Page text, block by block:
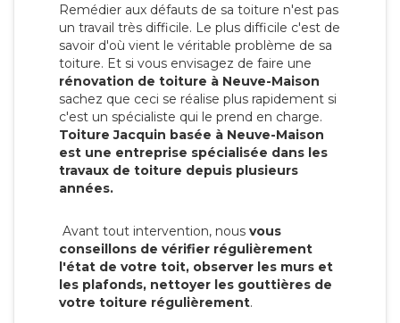
Remédier aux défauts de sa toiture n'est pas
un travail très difficile. Le plus difficile c'est de
savoir d'où vient le véritable problème de sa
toiture. Et si vous envisagez de faire une
rénovation de toiture à Neuve-Maison
sachez que ceci se réalise plus rapidement si
c'est un spécialiste qui le prend en charge.
Toiture Jacquin basée à Neuve-Maison
est une entreprise spécialisée dans les
travaux de toiture depuis plusieurs
années.
Avant tout intervention, nous vous
conseillons de vérifier régulièrement
l'état de votre toit, observer les murs et
les plafonds, nettoyer les gouttières de
votre toiture régulièrement.